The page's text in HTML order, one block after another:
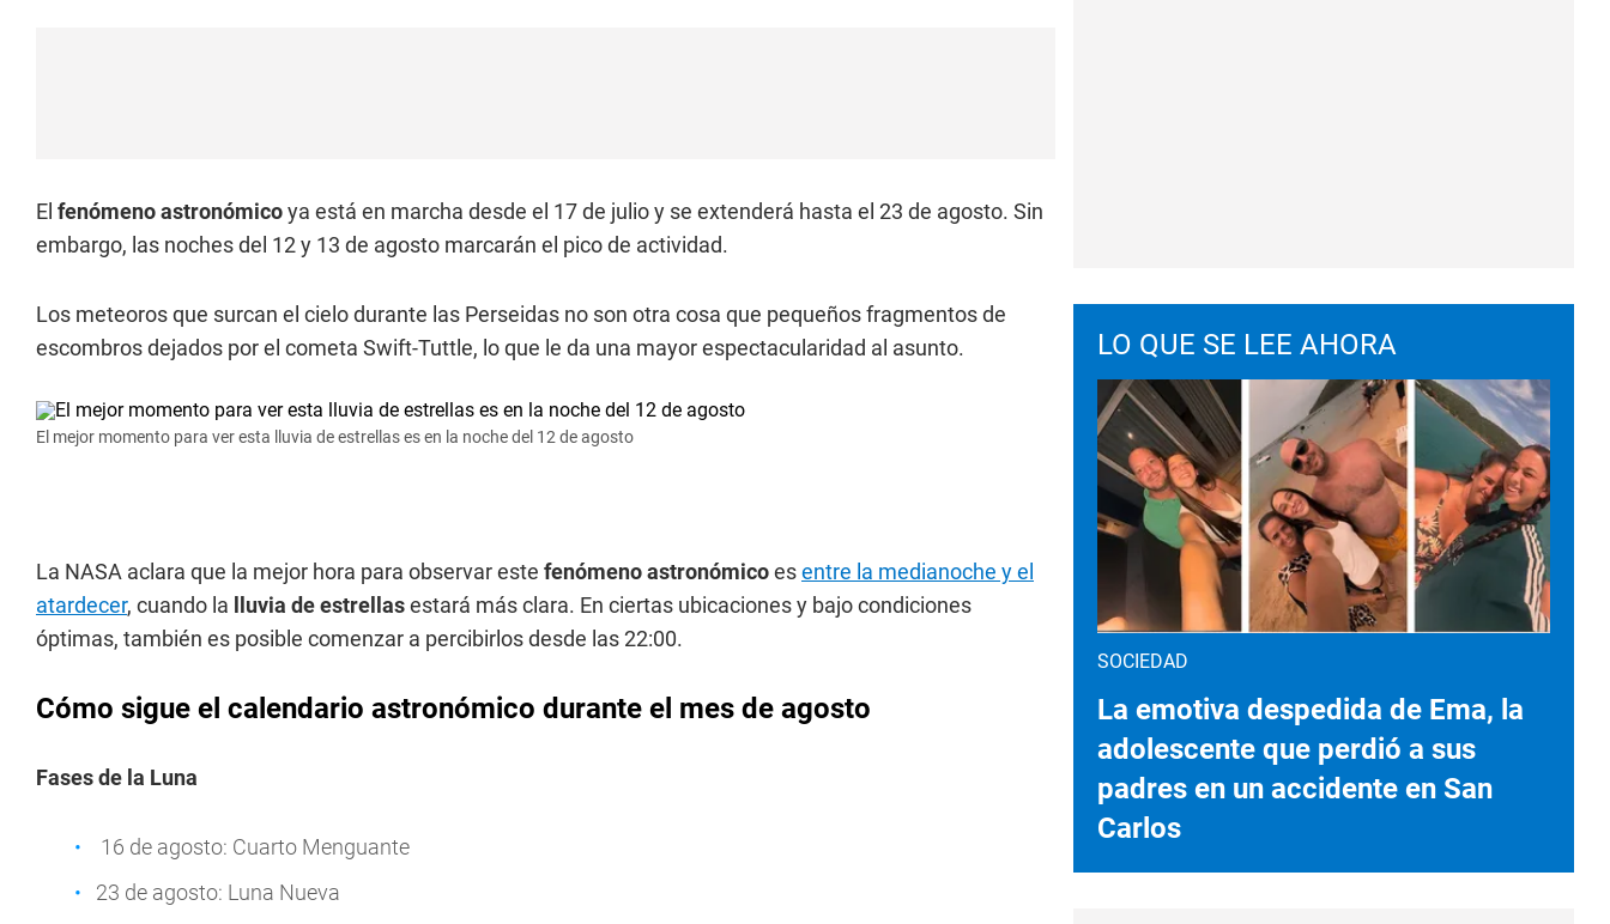
El fenómeno astronómicoya está en marcha desde el 17 de julio y se extenderá hasta el 23 de agosto. Sin
embargo, las noches del 12 y 13 de agosto marcarán el pico de actividad.
Los meteoros que surcan el cielo durante las Perseidas no son otra cosa que pequeños fragmentos de
escombros dejados por el cometa Swift-Tuttle, lo que le da una mayor espectacularidad al asunto.
El mejor momento para ver esta lluvia de estrellas es en la noche del 12 de agosto
La NASA aclara que la mejor hora para observar este fenómeno astronómicoesentre la medianoche y el
atardecer, cuando la lluvia de estrellasestará más clara. En ciertas ubicaciones y bajo condiciones
óptimas, también es posible comenzar a percibirlos desde las 22:00.
Cómo sigue el calendario astronómico durante el mes de agosto
Fases de la Luna
16 de agosto: Cuarto Menguante
23 de agosto: Luna Nueva
LO QUE SE LEE AHORA
SOCIEDAD
La emotiva despedida de Ema, la
adolescente que perdió a sus
padres en un accidente en San
Carlos